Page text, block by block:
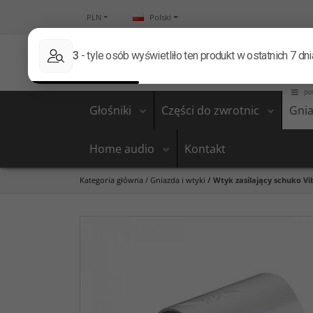
PLN Polski
Głośniki Części do zwrotnic
Home audio Kontakt
Kategoria główna / Gniazda i wtyki / Wtyk zasilający schuko